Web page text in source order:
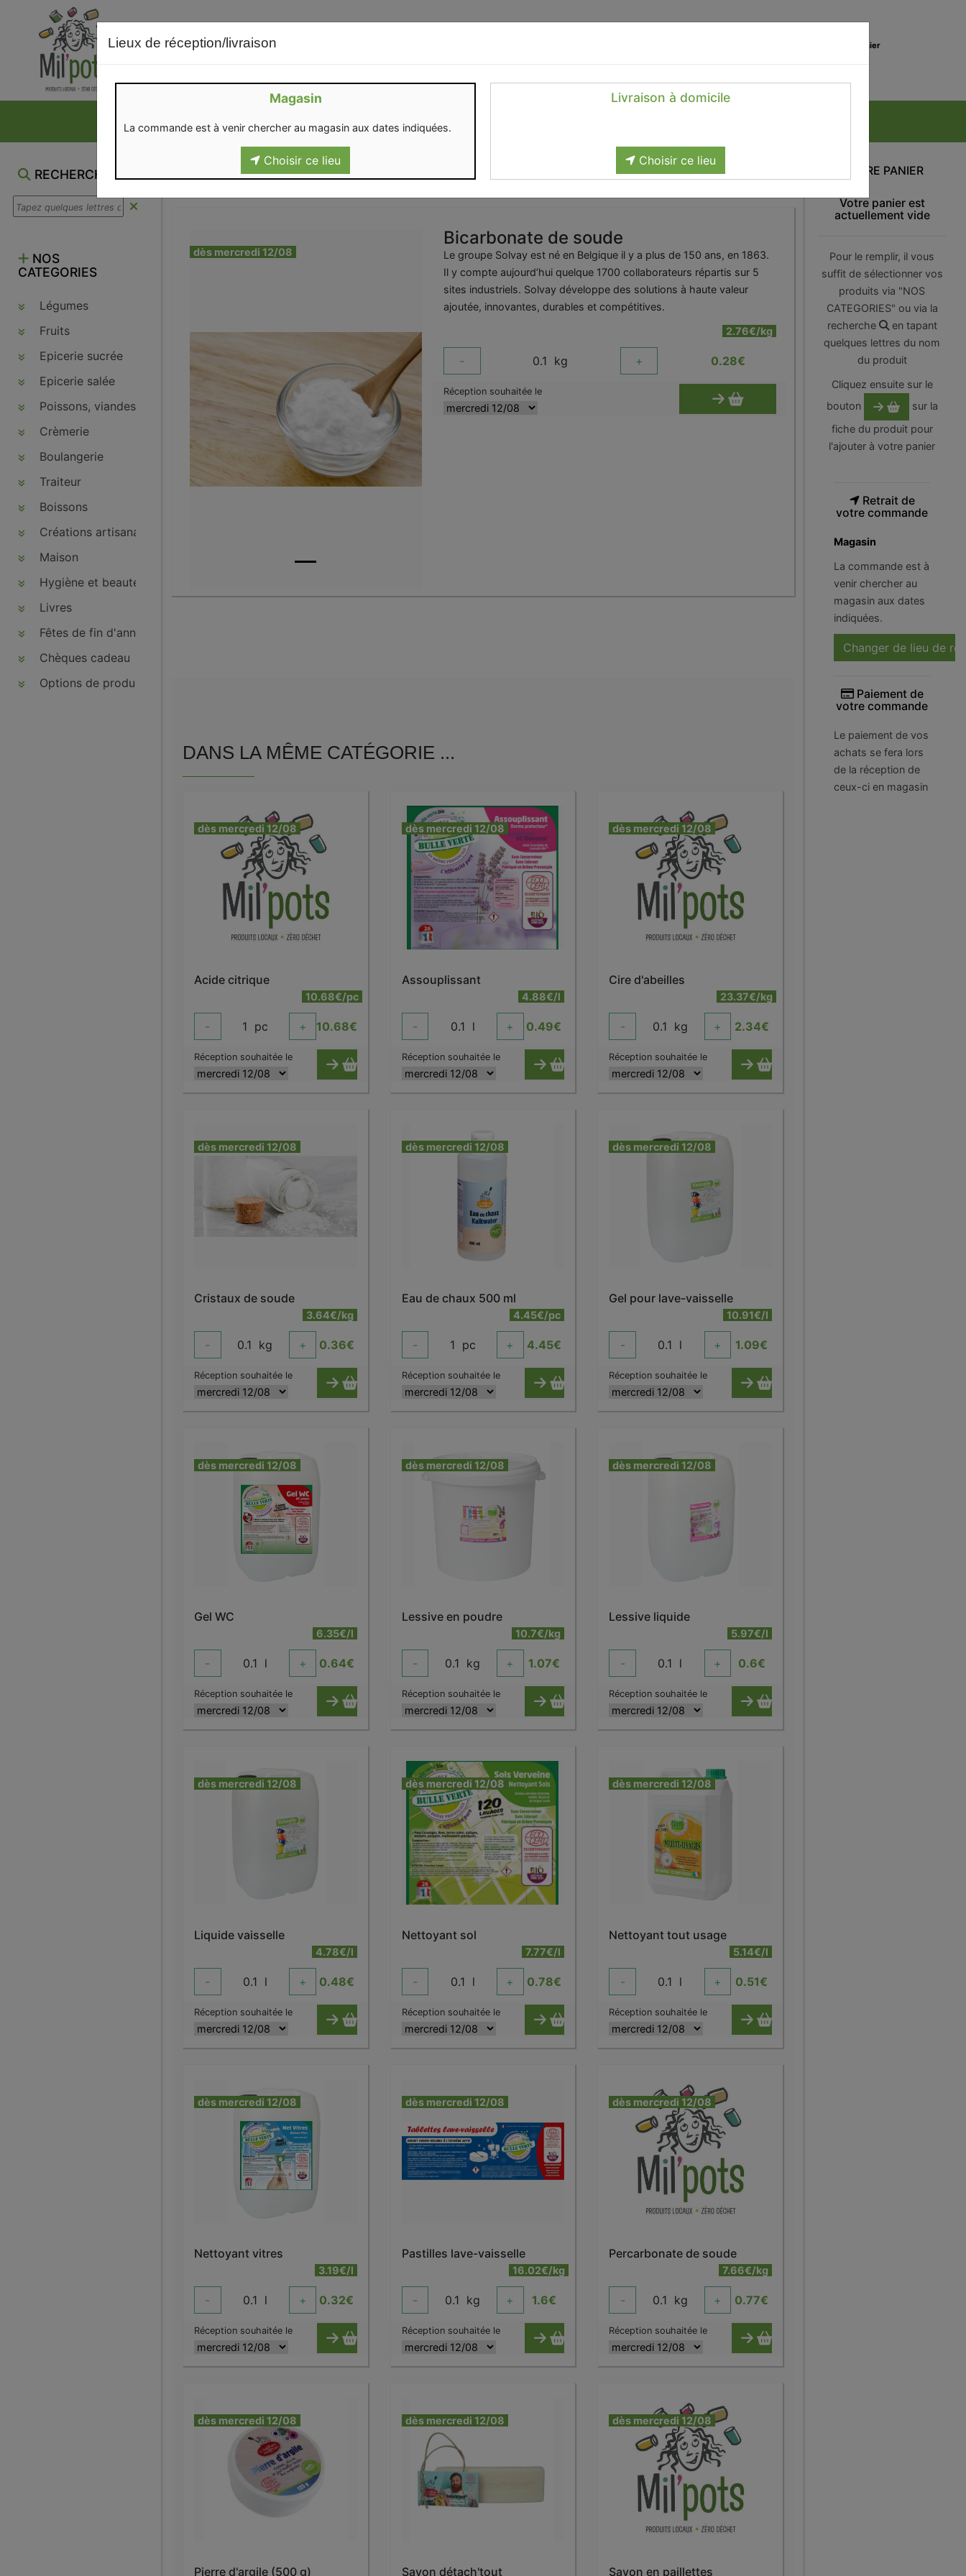
Mon panier
RECHERCHE
NOS
CATEGORIES
Légumes
Fruits
Epicerie sucrée
Epicerie salée
Poissons, viandes, volailles, charcuteries
Crèmerie
Boulangerie
Traiteur
Boissons
Créations artisanales
Maison
Hygiène et beauté
Livres
Fêtes de fin d'année
Chèques cadeau
Options de produits
Lieux de réception/livraison
Magasin
La commande est à venir chercher au magasin aux dates indiquées.
Choisir ce lieu
Livraison à domicile
Choisir ce lieu
dès mercredi 12/08
Bicarbonate de soude
Le groupe Solvay est né en Belgique il y a plus de 150 ans, en 1863.
Il y compte aujourd’hui quelque 1700 collaborateurs répartis sur 5
sites industriels. Solvay développe des solutions à haute valeur
ajoutée, innovantes, durables et compétitives.
2.76€/kg
- 0.1 kg + 0.28€
Réception souhaitée le
DANS LA MÊME CATÉGORIE ...
dès mercredi 12/08
Acide citrique
10.68€/pc
- 1 pc + 10.68€
Réception souhaitée le
dès mercredi 12/08
Assouplissant
4.88€/l
- 0.1 l + 0.49€
Réception souhaitée le
dès mercredi 12/08
Cire d'abeilles
23.37€/kg
- 0.1 kg + 2.34€
Réception souhaitée le
dès mercredi 12/08
Cristaux de soude
3.64€/kg
- 0.1 kg + 0.36€
Réception souhaitée le
dès mercredi 12/08
Eau de chaux 500 ml
4.45€/pc
- 1 pc + 4.45€
Réception souhaitée le
dès mercredi 12/08
Gel pour lave-vaisselle
10.91€/l
- 0.1 l + 1.09€
Réception souhaitée le
dès mercredi 12/08
Gel WC
6.35€/l
- 0.1 l + 0.64€
Réception souhaitée le
dès mercredi 12/08
Lessive en poudre
10.7€/kg
- 0.1 kg + 1.07€
Réception souhaitée le
dès mercredi 12/08
Lessive liquide
5.97€/l
- 0.1 l + 0.6€
Réception souhaitée le
dès mercredi 12/08
Liquide vaisselle
4.78€/l
- 0.1 l + 0.48€
Réception souhaitée le
dès mercredi 12/08
Nettoyant sol
7.77€/l
- 0.1 l + 0.78€
Réception souhaitée le
dès mercredi 12/08
Nettoyant tout usage
5.14€/l
- 0.1 l + 0.51€
Réception souhaitée le
dès mercredi 12/08
Nettoyant vitres
3.19€/l
- 0.1 l + 0.32€
Réception souhaitée le
dès mercredi 12/08
Pastilles lave-vaisselle
16.02€/kg
- 0.1 kg + 1.6€
Réception souhaitée le
dès mercredi 12/08
Percarbonate de soude
7.66€/kg
- 0.1 kg + 0.77€
Réception souhaitée le
dès mercredi 12/08
Pierre d'argile (500 g)
dès mercredi 12/08
Savon détach'tout
dès mercredi 12/08
Savon en paillettes
VOTRE PANIER
Votre panier est
actuellement vide
Pour le remplir, il vous
suffit de sélectionner vos
produits via "NOS
CATEGORIES" ou via la
recherche
en tapant
quelques lettres du nom
du produit
Cliquez ensuite sur le
bouton
sur la
fiche du produit pour
l'ajouter à votre panier
Retrait de
votre commande
Magasin
La commande est à
venir chercher au
magasin aux dates
indiquées.
Changer de lieu de
Paiement de
votre commande
Le paiement de vos
achats se fera lors
de la réception de
ceux-ci en magasin